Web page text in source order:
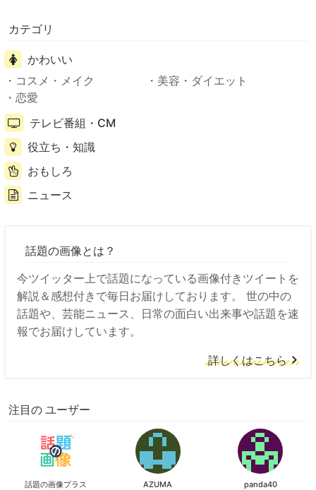
カテゴリ
かわいい
コスメ・メイク
美容・ダイエット
恋愛
テレビ番組・CM
役立ち・知識
おもしろ
ニュース
話題の画像とは？
今ツイッター上で話題になっている画像付きツイートを
解説＆感想付きで毎日お届けしております。 世の中の
話題や、芸能ニュース、日常の面白い出来事や話題を速
報でお届けしています。
詳しくはこちら
注目の ユーザー
話題の画像プラス AZUMA panda40